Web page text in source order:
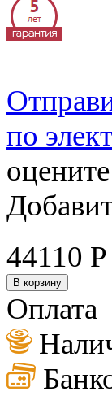
по
44110 Р
В корзину
Оплата